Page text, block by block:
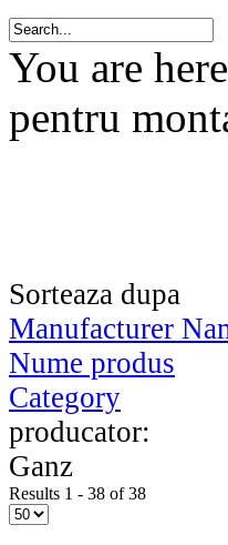
You are
pentru
Sorteaza dupa
Manufacturer
Nume produs
Category
producator:
Ganz
Results 1 - 38 of 38